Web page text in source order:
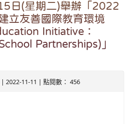
日(星期二)舉辦「2022
立友善國際教育環境
Initiative：
Partnerships)」
| 2022-11-11 | 點閱數： 456